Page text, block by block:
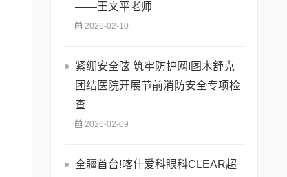
——王文平老师
2026-02-10
紧绷安全弦 筑牢防护网I图木舒克
团结医院开展节前消防安全专项检
查
2026-02-09
全疆首台!喀什爱科眼科CLEAR超